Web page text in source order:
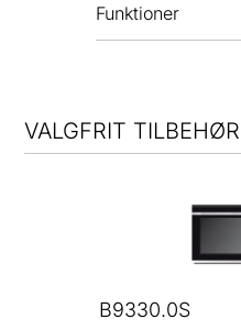
Funktioner
VALGFRIT TILBEHØR
B9330.0S